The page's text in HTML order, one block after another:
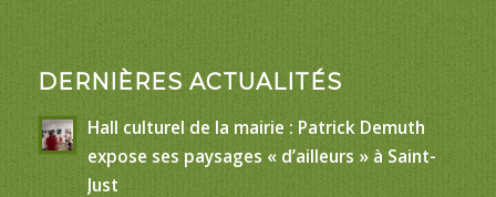
DERNIÈRES ACTUALITÉS
Hall culturel de la mairie : Patrick Demuth
expose ses paysages « d’ailleurs » à Saint-
Just